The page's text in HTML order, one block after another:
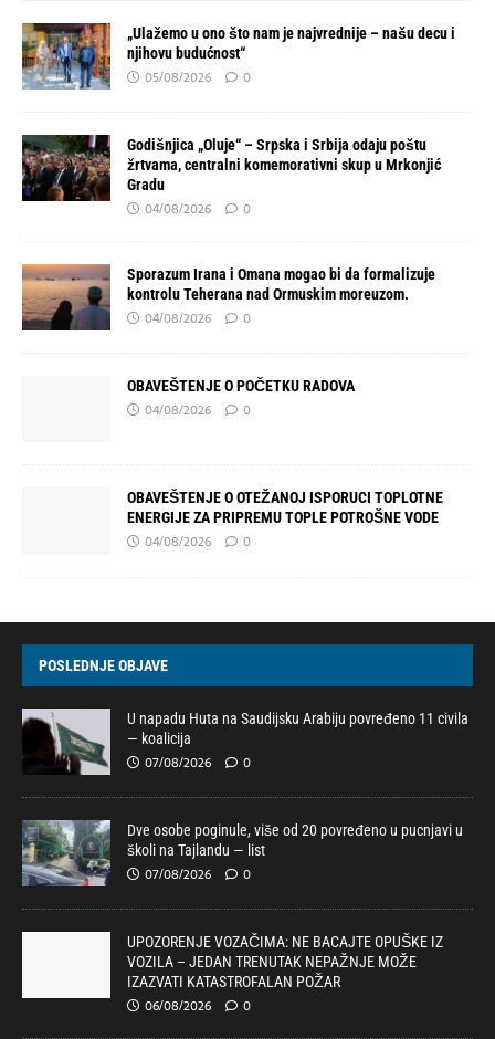
„Ulažemo u ono što nam je najvrednije – našu decu i
njihovu budućnost“
05/08/2026 0
Godišnjica „Oluje“ – Srpska i Srbija odaju poštu
žrtvama, centralni komemorativni skup u Mrkonjić
Gradu
04/08/2026 0
Sporazum Irana i Omana mogao bi da formalizuje
kontrolu Teherana nad Ormuskim moreuzom.
04/08/2026 0
OBAVEŠTENJE O POČETKU RADOVA
04/08/2026 0
OBAVEŠTENJE O OTEŽANOJ ISPORUCI TOPLOTNE
ENERGIJE ZA PRIPREMU TOPLE POTROŠNE VODE
04/08/2026 0
POSLEDNJE OBJAVE
U napadu Huta na Saudijsku Arabiju povređeno 11 civila
— koalicija
07/08/2026 0
Dve osobe poginule, više od 20 povređeno u pucnjavi u
školi na Tajlandu — list
07/08/2026 0
UPOZORENJE VOZAČIMA: NE BACAJTE OPUŠKE IZ
VOZILA – JEDAN TRENUTAK NEPAŽNJE MOŽE
IZAZVATI KATASTROFALAN POŽAR
06/08/2026 0